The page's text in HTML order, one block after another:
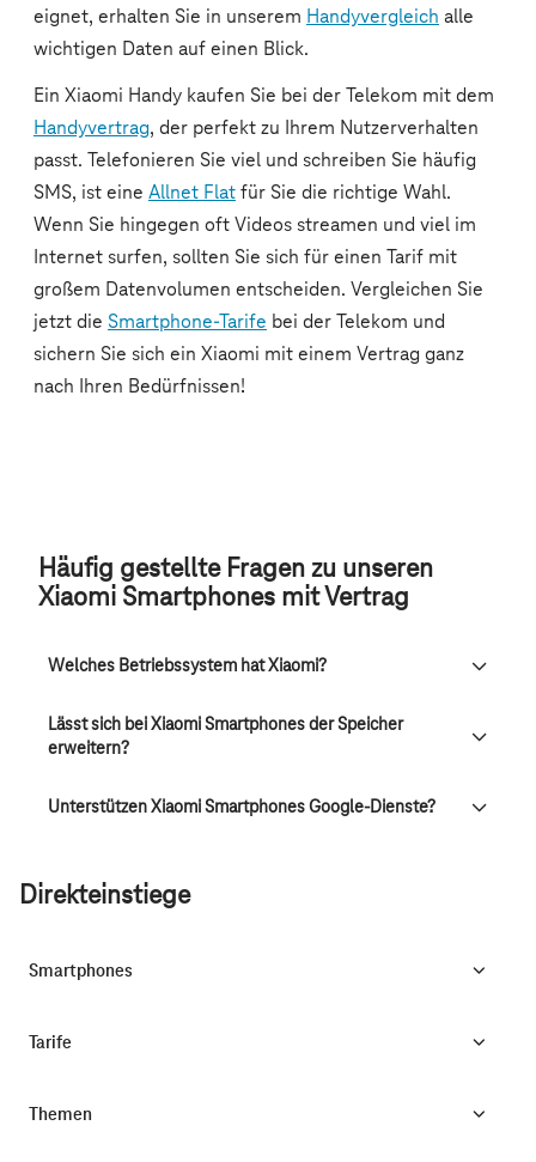
Häufig gestellte Fragen zu unseren
Xiaomi Smartphones mit Vertrag
Welches Betriebssystem hat Xiaomi?
Lässt sich bei Xiaomi Smartphones der Speicher
erweitern?
Unterstützen Xiaomi Smartphones Google-Dienste?
Direkteinstiege
Smartphones
Tarife
Themen